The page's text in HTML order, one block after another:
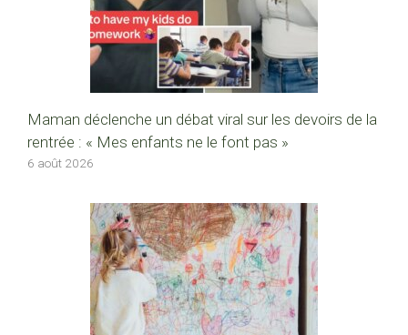
Maman déclenche un débat viral sur les devoirs de la
rentrée : « Mes enfants ne le font pas »
6 août 2026